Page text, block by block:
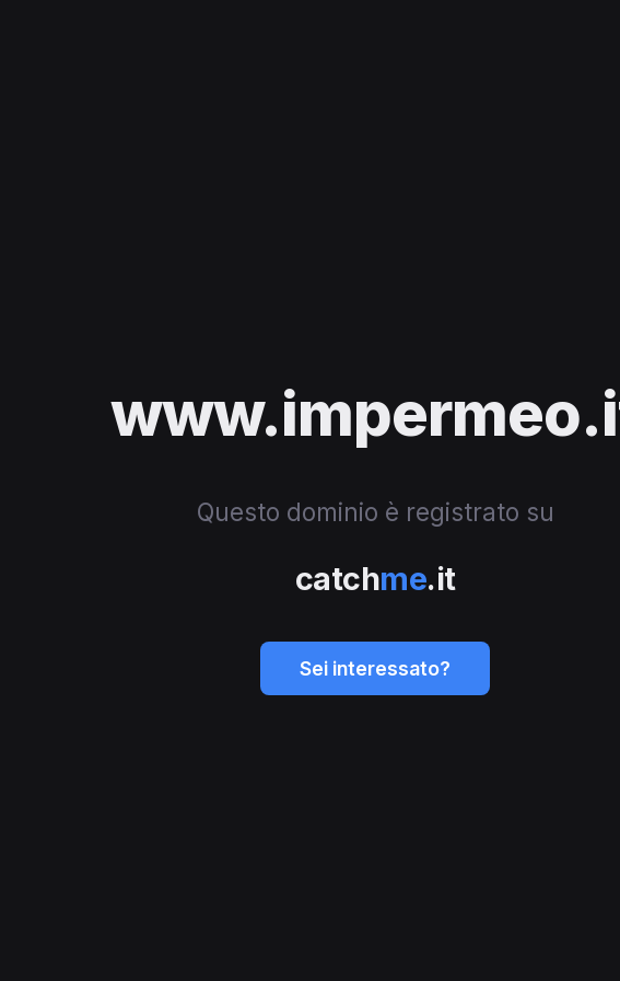
Questo dominio è registrato su
catchme.it
Sei interessato?